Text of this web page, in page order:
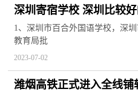
深圳寄宿学校 深圳比较
1、深圳市百合外国语学校，深
教育局批
2023-07-02
潍烟高铁正式进入全线